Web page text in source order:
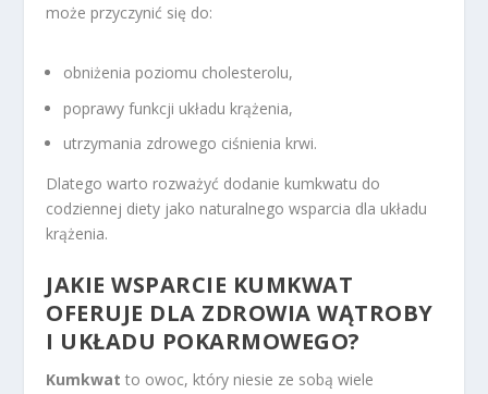
może przyczynić się do:
obniżenia poziomu cholesterolu,
poprawy funkcji układu krążenia,
utrzymania zdrowego ciśnienia krwi.
Dlatego warto rozważyć dodanie kumkwatu do
codziennej diety jako naturalnego wsparcia dla układu
krążenia.
JAKIE WSPARCIE KUMKWAT
OFERUJE DLA ZDROWIA WĄTROBY
I UKŁADU POKARMOWEGO?
Kumkwat to owoc, który niesie ze sobą wiele